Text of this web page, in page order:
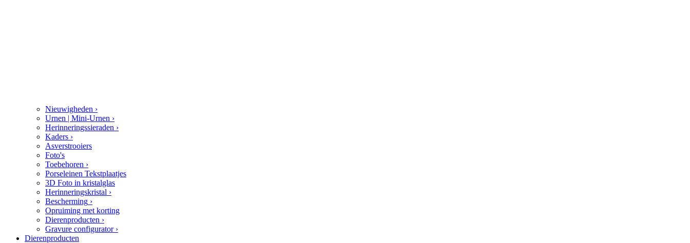
Nieuwigheden ›
Urnen | Mini-Urnen ›
Herinneringssieraden ›
Kaders ›
Asverstrooiers
Foto's
Toebehoren ›
Porseleinen Tekstplaatjes
3D Foto in kristalglas
Herinneringskristal ›
Bescherming ›
Opruiming met korting
Dierenproducten ›
Gravure configurator ›
Dierenproducten